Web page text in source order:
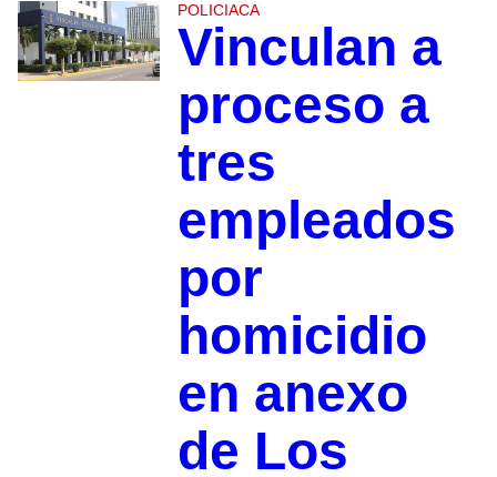
POLICIACA
Vinculan a
proceso a
tres
empleados
por
homicidio
en anexo
de Los